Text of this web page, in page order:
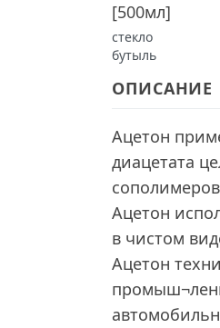
[500мл]
стекло
бутыль
ОПИСАНИЕ
Ацетон
диацетата
Ацетон
в чистом
Ацетон